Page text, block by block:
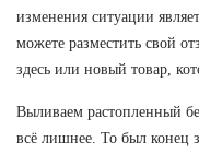
изменения ситуации
можете разместить свой
здесь или новый товар,
Выливаем растопленный
всё лишнее. То был конец